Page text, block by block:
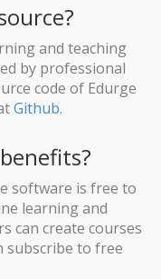
and teaching
by professional
code of Edurge
Github.
software is free to
learning and
can create courses
subscribe to free